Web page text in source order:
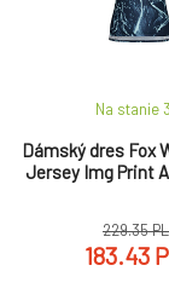
-35%
Dámský dres Fox
Jersey Img Print
Na stanie 3
229.35
183.43